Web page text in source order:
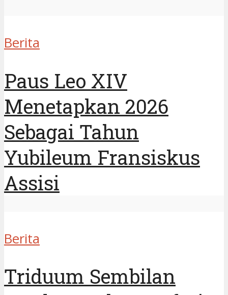
Berita
Paus Leo XIV
Menetapkan 2026
Sebagai Tahun
Yubileum Fransiskus
Assisi
Berita
Triduum Sembilan